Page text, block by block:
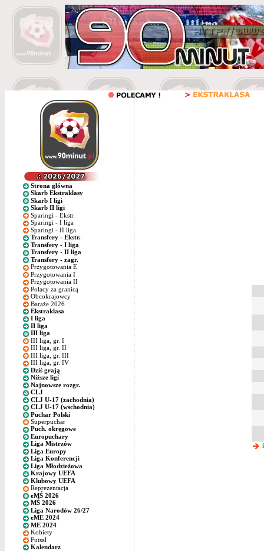
Strona główna
Skarb Ekstraklasy
Skarb I ligi
Skarb II ligi
Sparingi - Ekstr.
Sparingi - I liga
Sparingi - II liga
Transfery - Ekstr.
Transfery - I liga
Transfery - II liga
Transfery - zagr.
Przygotowania E
Przygotowania I
Przygotowania II
Polacy za granicą
Obcokrajowcy
Baraże 2026
Ekstraklasa
I liga
II liga
III liga
III liga, gr. I
III liga, gr. II
III liga, gr. III
III liga, gr. IV
Dziś grają
Niższe ligi
Najnowsze rozgr.
CLJ
CLJ U-17 (zachodnia)
CLJ U-17 (wschodnia)
Puchar Polski
Superpuchar
Puch. okręgowe
Europuchary
Liga Mistrzów
Liga Europy
Liga Konferencji
Liga Młodzieżowa
Krajowy UEFA
Klubowy UEFA
Reprezentacja
eMŚ 2026
MŚ 2026
Liga Narodów 26/27
eME 2024
ME 2024
Kobiety
Futsal
Kalendarz